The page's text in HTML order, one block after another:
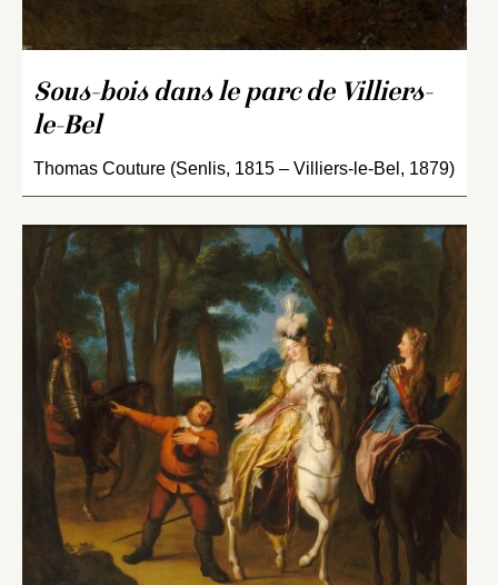
Sous-bois dans le parc de Villiers-
le-Bel
Thomas Couture (Senlis, 1815 – Villiers-le-Bel, 1879)